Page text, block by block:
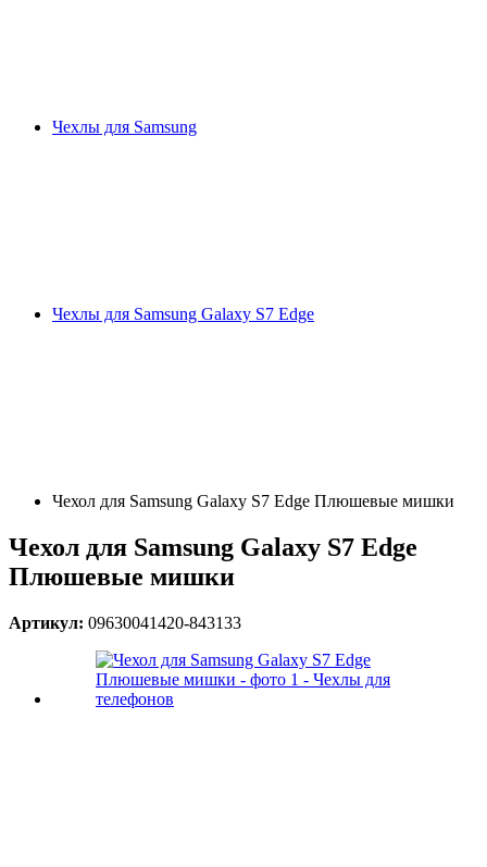
Чехлы для Samsung
Чехлы для Samsung Galaxy S7 Edge
Чехол для Samsung Galaxy S7 Edge Плюшевые мишки
Чехол для Samsung Galaxy S7 Edge
Плюшевые мишки
Артикул: 09630041420-843133